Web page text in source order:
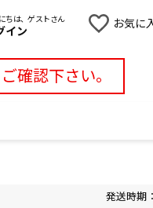
ちは、ゲストさん
イン
お気に
確認下さい。